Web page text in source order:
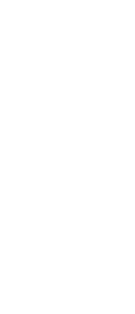
לשקע?